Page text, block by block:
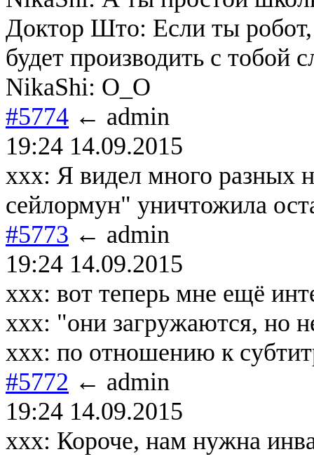
Доктор Што: Если ты
будет производить с тобой
NikaShi: О_О
#5774 ← admin
19:24 14.09.2015
xxx: Я видел много разных
сейлормун" уничтожила
#5773 ← admin
19:24 14.09.2015
xxx: вот теперь мне ещё
xxx: "они загружаются, но
xxx: по отношению к
#5772 ← admin
19:24 14.09.2015
xxx: Короче, нам нужна